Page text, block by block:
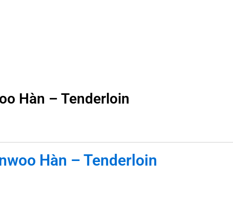
Hàn – Tenderloin
Hàn – Tenderloin